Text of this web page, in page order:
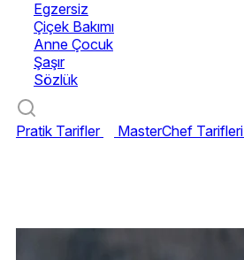
Egzersiz
Çiçek Bakımı
Anne Çocuk
Şaşır
Sözlük
Pratik Tarifler MasterChef Tarifleri